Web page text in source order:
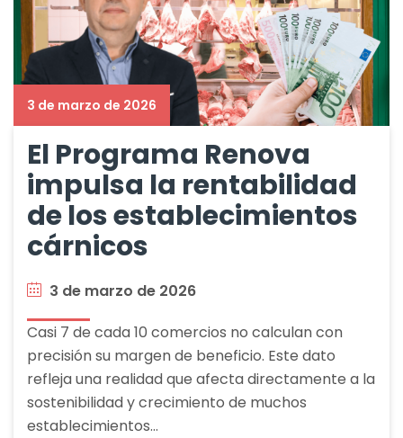
3 de marzo de 2026
El Programa Renova
impulsa la rentabilidad
de los establecimientos
cárnicos
3 de marzo de 2026
Casi 7 de cada 10 comercios no calculan con
precisión su margen de beneficio. Este dato
refleja una realidad que afecta directamente a la
sostenibilidad y crecimiento de muchos
establecimientos…